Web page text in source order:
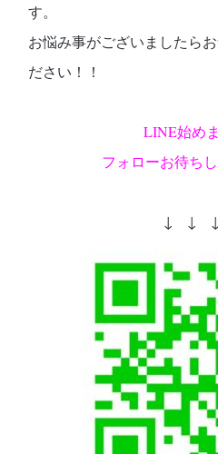
す。
お悩み事がございましたら
ださい！！
LINE始め
フォローお待ち
↓ ↓